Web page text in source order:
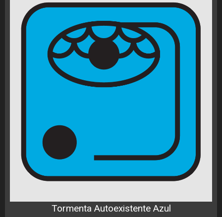
Tormenta Autoexistente Azul